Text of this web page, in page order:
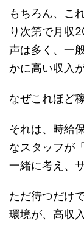
もちろん、こ
り次第で月収
声は多く、一
かに高い収入
なぜこれほど
それは、時給
なスタッフが
一緒に考え、
ただ待つだけ
環境が、高収